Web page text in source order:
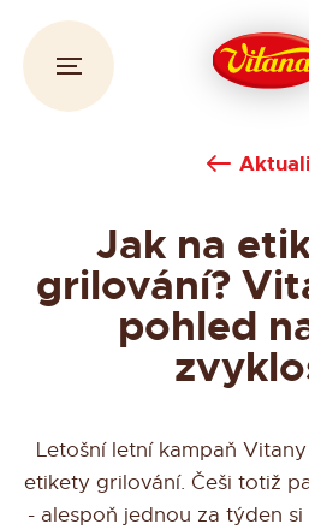
Jak na
grilování?
pohled
Letošní letní kampaň
etikety grilování. Češi totiž
- alespoň jednou za týden